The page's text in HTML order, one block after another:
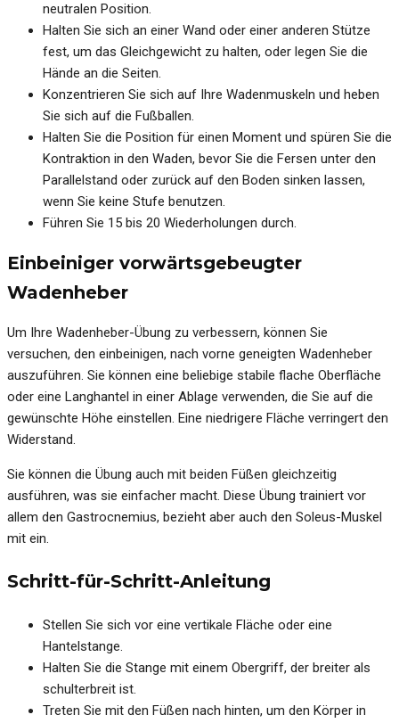
neutralen Position.
Halten Sie sich an einer Wand oder einer anderen Stütze
fest, um das Gleichgewicht zu halten, oder legen Sie die
Hände an die Seiten.
Konzentrieren Sie sich auf Ihre Wadenmuskeln und heben
Sie sich auf die Fußballen.
Halten Sie die Position für einen Moment und spüren Sie die
Kontraktion in den Waden, bevor Sie die Fersen unter den
Parallelstand oder zurück auf den Boden sinken lassen,
wenn Sie keine Stufe benutzen.
Führen Sie 15 bis 20 Wiederholungen durch.
Einbeiniger vorwärtsgebeugter
Wadenheber
Um Ihre Wadenheber-Übung zu verbessern, können Sie
versuchen, den einbeinigen, nach vorne geneigten Wadenheber
auszuführen. Sie können eine beliebige stabile flache Oberfläche
oder eine Langhantel in einer Ablage verwenden, die Sie auf die
gewünschte Höhe einstellen. Eine niedrigere Fläche verringert den
Widerstand.
Sie können die Übung auch mit beiden Füßen gleichzeitig
ausführen, was sie einfacher macht. Diese Übung trainiert vor
allem den Gastrocnemius, bezieht aber auch den Soleus-Muskel
mit ein.
Schritt-für-Schritt-Anleitung
Stellen Sie sich vor eine vertikale Fläche oder eine
Hantelstange.
Halten Sie die Stange mit einem Obergriff, der breiter als
schulterbreit ist.
Treten Sie mit den Füßen nach hinten, um den Körper in